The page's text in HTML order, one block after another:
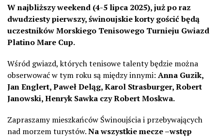
W najbliższy weekend (4-5 lipca 2025), już po raz
dwudziesty pierwszy, świnoujskie korty gościć będą
uczestników Morskiego Tenisowego Turnieju Gwiazd
Platino Mare Cup.
Wśród gwiazd, których tenisowe talenty będzie można
obserwować w tym roku są między innymi: Anna Guzik,
Jan Englert, Paweł Deląg, Karol Strasburger, Robert
Janowski, Henryk Sawka czy Robert Moskwa.
Zapraszamy mieszkańców Świnoujścia i przebywających
nad morzem turystów.Na wszystkie mecze –wstęp